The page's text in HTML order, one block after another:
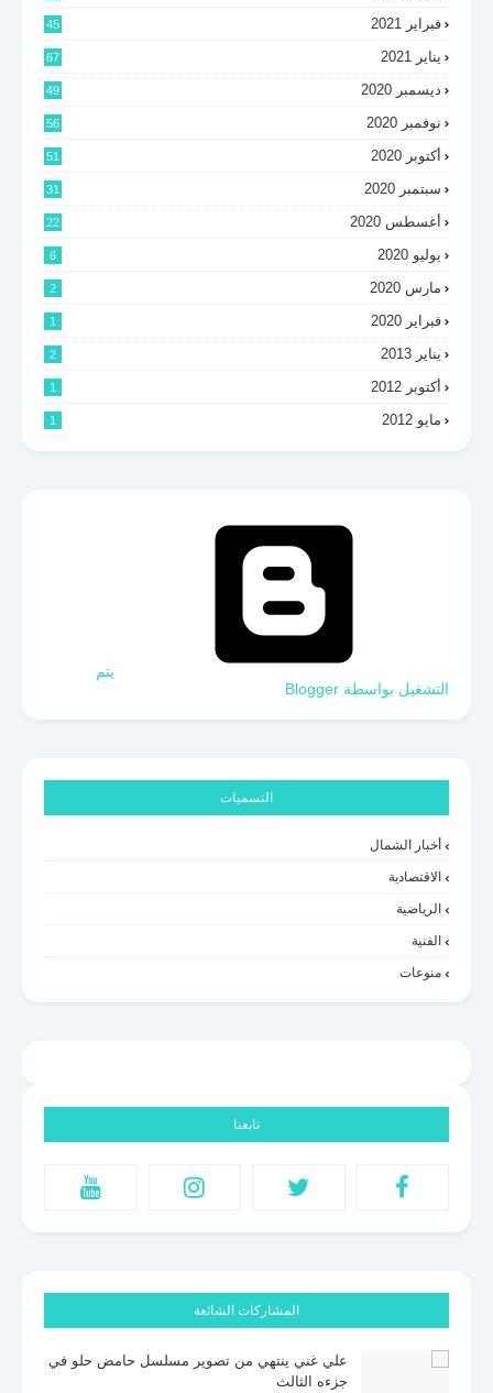
فبراير 2021 45
يناير 2021 67
ديسمبر 2020 49
نوفمبر 2020 56
أكتوبر 2020 51
سبتمبر 2020 31
أغسطس 2020 22
يوليو 2020 6
مارس 2020 2
فبراير 2020 1
يناير 2013 2
أكتوبر 2012 1
مايو 2012 1
‏يتم
التشغيل بواسطة Blogger
التسميات
أخبار الشمال
الاقتصادية
الرياضية
الفنية
منوعات
تابعنا
المشاركات الشائعة
علي غني ينتهي من تصوير مسلسل حامض حلو في
جزءه الثالث